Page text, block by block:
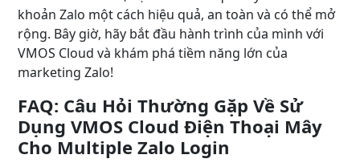
khoản Zalo một cách hiệu quả, an toàn và có thể mở
rộng. Bây giờ, hãy bắt đầu hành trình của mình với
VMOS Cloud và khám phá tiềm năng lớn của
marketing Zalo!
FAQ: Câu Hỏi Thường Gặp Về Sử
Dụng VMOS Cloud Điện Thoại Mây
Cho Multiple Zalo Login